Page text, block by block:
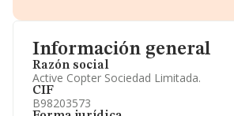
Información general
Razón social
Active Copter Sociedad Limitada.
CIF
B98203573
Información oficial y registral